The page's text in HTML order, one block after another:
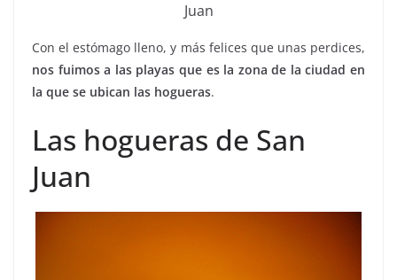
Juan
Con el estómago lleno, y más felices que unas perdices,
nos fuimos a las playas que es la zona de la ciudad en
la que se ubican las hogueras.
Las hogueras de San
Juan